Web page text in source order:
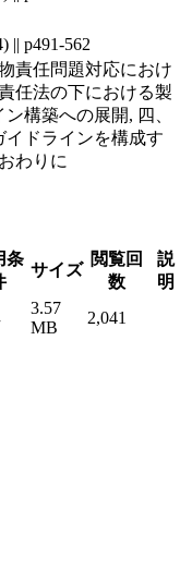
|| p491-562
責任問題対応におけ
任法の下における製
構築への展開, 四、
ドラインを構成す
わりに
条
サイズ
閲覧回
数
説
明
3.57
MB
2,041